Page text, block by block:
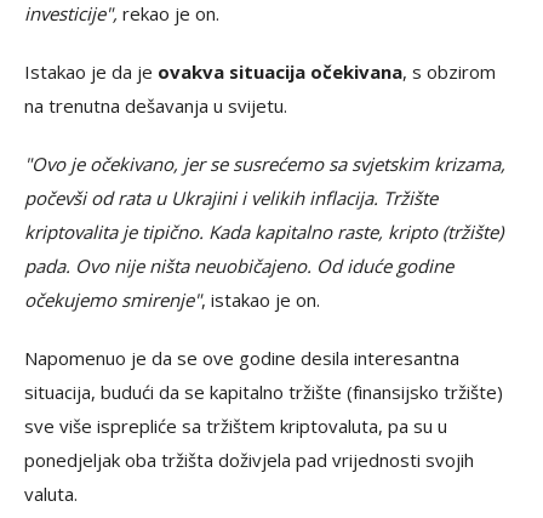
investicije", rekao je on.
Istakao je da je ovakva situacija očekivana, s obzirom
na trenutna dešavanja u svijetu.
"Ovo je očekivano, jer se susrećemo sa svjetskim krizama,
počevši od rata u Ukrajini i velikih inflacija. Tržište
kriptovalita je tipično. Kada kapitalno raste, kripto (tržište)
pada. Ovo nije ništa neuobičajeno. Od iduće godine
očekujemo smirenje", istakao je on.
Napomenuo je da se ove godine desila interesantna
situacija, budući da se kapitalno tržište (finansijsko tržište)
sve više isprepliće sa tržištem kriptovaluta, pa su u
ponedjeljak oba tržišta doživjela pad vrijednosti svojih
valuta.